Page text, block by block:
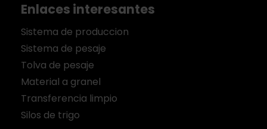
Enlaces interesantes
Sistema de produccion
Sistema de pesaje
Tolva de pesaje
Material a granel
Transferencia limpio
Silos de trigo